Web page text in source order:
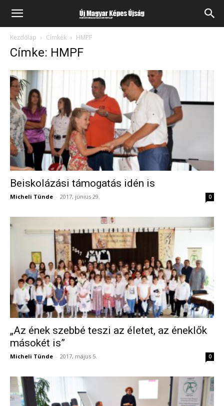
Kezdőlap Címkék HMPF
Címke: HMPF
Beiskolázási támogatás idén is
Micheli Tünde - 2017, június 29. 0
„Az ének szebbé teszi az életet, az éneklők
másokét is”
Micheli Tünde - 2017, május 5. 0